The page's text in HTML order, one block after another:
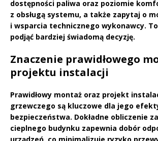
dostępności paliwa oraz poziomie
z obsługą systemu, a także zapytaj o
i wsparcia technicznego wykonawcy.
podjąć bardziej świadomą decyzję.
Znaczenie prawidłowego
projektu instalacji
Prawidłowy montaż oraz projekt
grzewczego są kluczowe dla jego
bezpieczeństwa. Dokładne obliczenie
cieplnego budynku zapewnia dobór